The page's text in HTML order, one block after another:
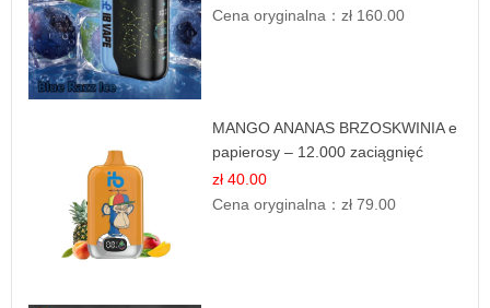
Cena oryginalna：zł 160.00
MANGO ANANAS BRZOSKWINIA e
papierosy – 12.000 zaciągnięć
zł 40.00
Cena oryginalna：zł 79.00